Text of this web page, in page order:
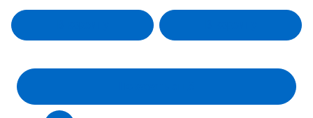
LPI/266RPS/6
клавиш/8192 уровней
клв./8192 уровней
нажатия/USB C